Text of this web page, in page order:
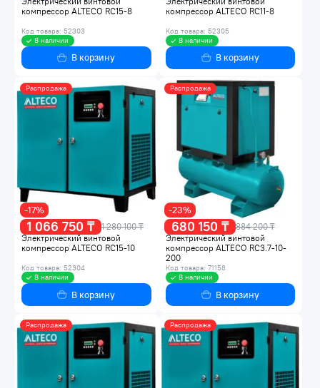
компрессор ALTECO RC15-8
Код товара: 52303
В наличии
В корзину
компрессор ALTECO RC11-8
Код товара: 52305
В наличии
В корзину
Распродажа
1 066 750 ₸ 1 280 100 ₸
-17%
Электрический винтовой
компрессор ALTECO RC15-10
Код товара: 52304
В наличии
В корзину
Распродажа
680 150 ₸ 884 200 ₸
-23%
Электрический винтовой
компрессор ALTECO RC3.7-10-
200
Код товара: 71158
В наличии
В корзину
Распродажа Распродажа